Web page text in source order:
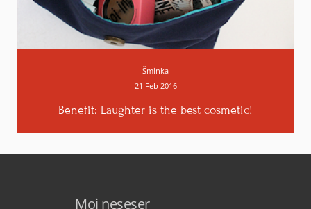
Šminka
21 Feb 2016
Benefit: Laughter is the best cosmetic!
Moj neseser